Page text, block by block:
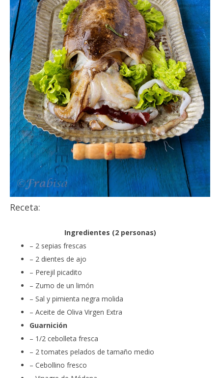
Receta:
Ingredientes (2 personas)
– 2 sepias frescas
– 2 dientes de ajo
– Perejil picadito
– Zumo de un limón
– Sal y pimienta negra molida
– Aceite de Oliva Virgen Extra
Guarnición
– 1/2 cebolleta fresca
– 2 tomates pelados de tamaño medio
– Cebollino fresco